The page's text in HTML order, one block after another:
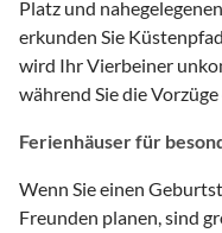
Platz und
erkunden Sie
wird Ihr Vierbeiner
während Sie die
Ferienhäuser für
Wenn Sie einen
Freunden planen, sind